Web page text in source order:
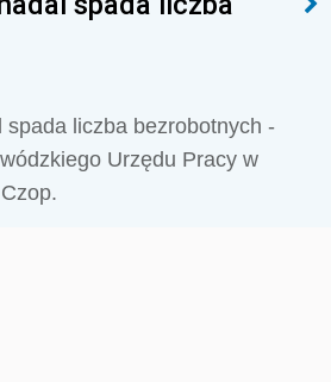
spada liczba bezrobotnych -
Urzędu Pracy w